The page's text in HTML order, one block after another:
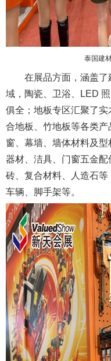
泰国建
在展品方面，涵盖
域，陶瓷、卫浴、LED
俱全；地板专区汇聚了
合地板、竹地板等各类
窗、幕墙、墙体材料及
器材、洁具、门窗五金
砖、复合材料、人造石等
车辆、脚手架等。